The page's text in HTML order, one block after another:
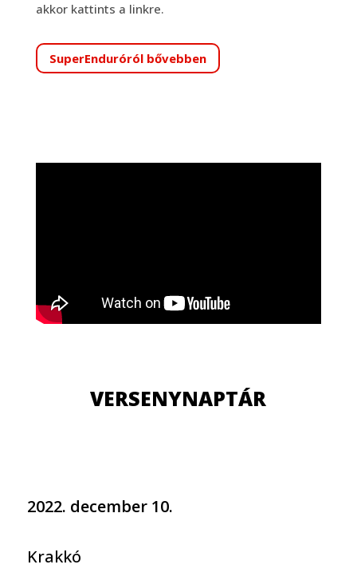
akkor kattints a linkre.
SuperEnduróról bővebben
VERSENYNAPTÁR
2022. december 10.
Krakkó